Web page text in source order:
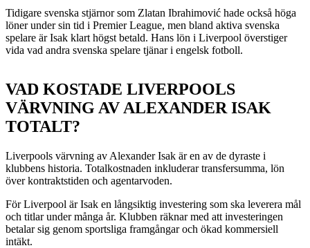
Tidigare svenska stjärnor som Zlatan Ibrahimović hade också höga
löner under sin tid i Premier League, men bland aktiva svenska
spelare är Isak klart högst betald. Hans lön i Liverpool överstiger
vida vad andra svenska spelare tjänar i engelsk fotboll.
VAD KOSTADE LIVERPOOLS
VÄRVNING AV ALEXANDER ISAK
TOTALT?
Liverpools värvning av Alexander Isak är en av de dyraste i
klubbens historia. Totalkostnaden inkluderar transfersumma, lön
över kontraktstiden och agentarvoden.
För Liverpool är Isak en långsiktig investering som ska leverera mål
och titlar under många år. Klubben räknar med att investeringen
betalar sig genom sportsliga framgångar och ökad kommersiell
intäkt.